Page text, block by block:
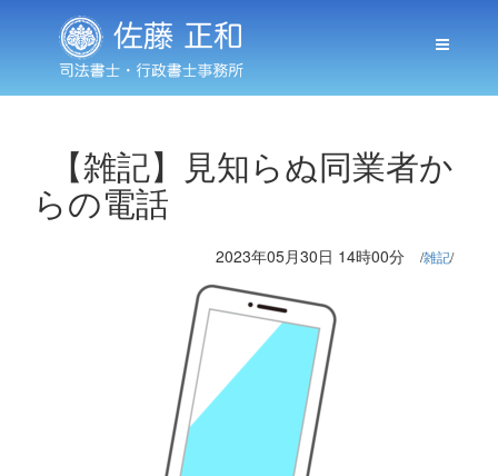
【雑記】見知らぬ同業者か
らの電話
2023年05月30日 14時00分 雑記